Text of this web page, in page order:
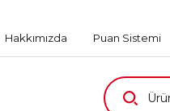
Hakkımızda Puan Sistemi